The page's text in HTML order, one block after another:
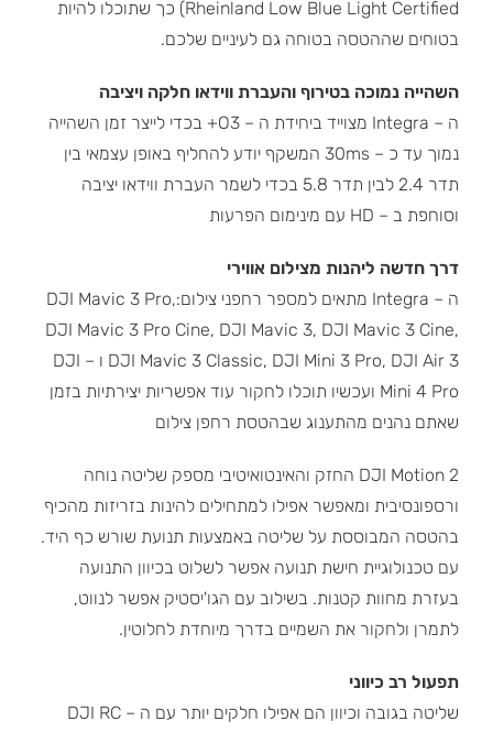
Rheinland Low Blue Light Certified) כך שתוכלו להיות
בטוחים שההטסה בטוחה גם לעיניים שלכם.
השהייה נמוכה בטירוף והעברת ווידאו חלקה ויציבה
ה – Integra מצוייד ביחידת ה – O3+ בכדי לייצר זמן השהייה
נמוך עד כ – 30ms המשקף יודע להחליף באופן עצמאי בין
תדר 2.4 לבין תדר 5.8 בכדי לשמר העברת ווידאו יציבה
וסוחפת ב – HD עם מינימום הפרעות
דרך חדשה ליהנות מצילום אווירי
ה – Integra מתאים למספר רחפני צילום:DJI Mavic 3 Pro,
DJI Mavic 3 Pro Cine, DJI Mavic 3, DJI Mavic 3 Cine,
DJI Mavic 3 Classic, DJI Mini 3 Pro, DJI Air 3 ו – DJI
Mini 4 Pro ועכשיו תוכלו לחקור עוד אפשריות יצירתיות בזמן
שאתם נהנים מהתענוג שבהטסת רחפן צילום
DJI Motion 2 החזק והאינטואיטיבי מספק שליטה נוחה
ורספונסיבית ומאפשר אפילו למתחילים להינות בזריזות מהכיף
בהטסה המבוססת על שליטה באמצעות תנועת שורש כף היד.
עם טכנולוגיית חישת תנועה אפשר לשלוט בכיוון התנועה
בעזרת מחוות קטנות. בשילוב עם הגו'יסטיק אפשר לנווט,
לתמרן ולחקור את השמיים בדרך מיוחדת לחלוטין.
תפעול רב כיווני
שליטה בגובה וכיוון הם אפילו חלקים יותר עם ה – DJI RC